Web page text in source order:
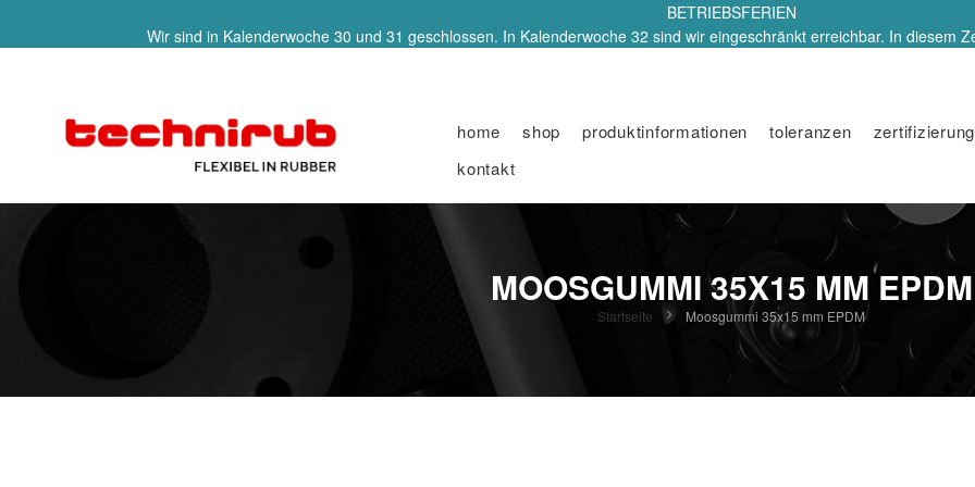
BETRIEBSFERIEN
Wir sind in Kalenderwoche 30 und 31 geschlossen. In Kalenderwoche 32 sind wir eingeschränkt erreichbar. In diesem
home shop produktinformationen toleranzen zertifizierung
kontakt
MOOSGUMMI 35X15 MM EPDM
Startseite Moosgummi 35x15 mm EPDM